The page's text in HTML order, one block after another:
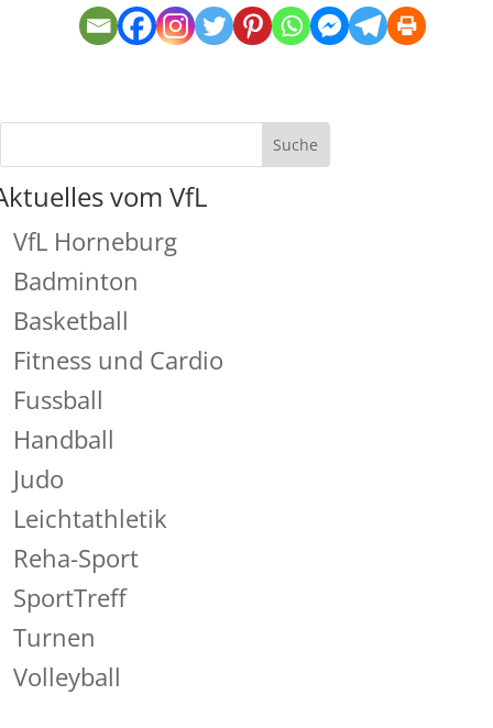
vom VfL
VfL Horneburg
Badminton
Basketball
Fitness und Cardio
Fussball
Handball
Judo
Leichtathletik
Reha-Sport
SportTreff
Turnen
Volleyball